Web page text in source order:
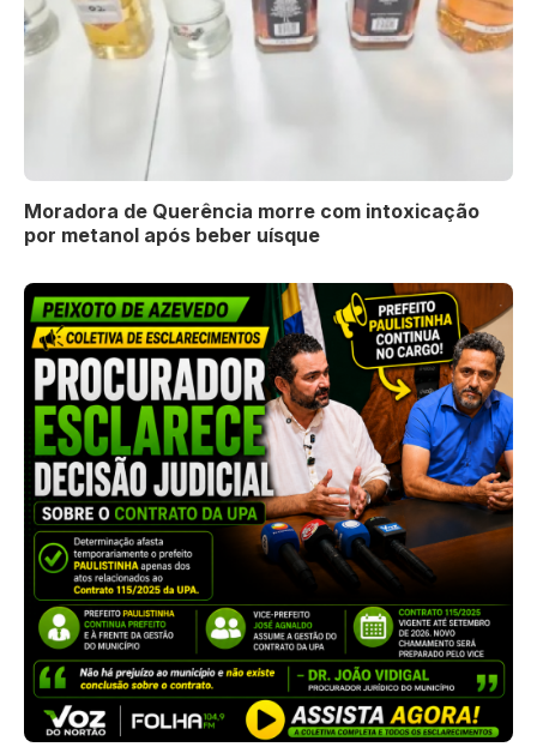
Moradora de Querência morre com intoxicação
por metanol após beber uísque